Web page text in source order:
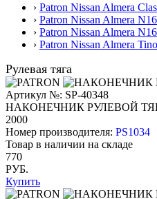
› Patron Nissan Almera
› Patron Nissan Almera
› Patron Nissan Almera
› Patron Nissan Almera
Рулевая тяга
Артикул №: SP-40348
НАКОНЕЧНИК РУЛЕВОЙ
2000
Номер производителя: PS1034
Товар в наличии на складе
770
РУБ.
Купить